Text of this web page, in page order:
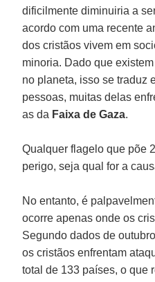
dificilmente diminuiria a
acordo com uma recente
dos cristãos vivem em
minoria. Dado que
no planeta, isso se traduz
pessoas, muitas delas
as da Faixa de Gaza.
Qualquer flagelo que põe
perigo, seja qual for a
No entanto, é
ocorre apenas onde os
Segundo dados de
os cristãos enfrentam
total de 133 países, o que